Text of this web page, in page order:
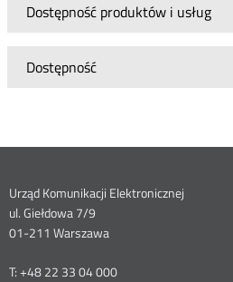
Dostępność produktów i usług
Dostępność
Dane
kontaktowe
Urząd Komunikacji Elektronicznej
ul. Giełdowa 7/9
01-211 Warszawa
T: +48 22 33 04 000